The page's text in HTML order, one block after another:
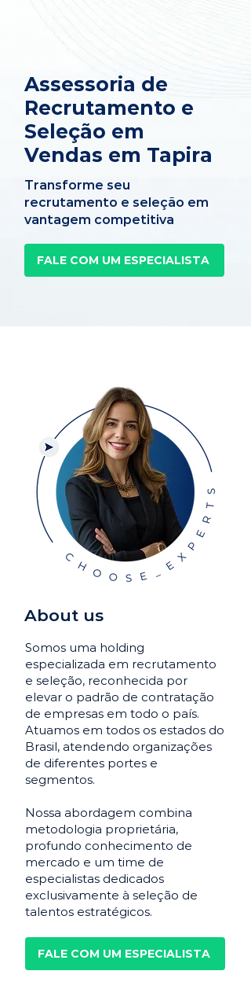
Assessoria de
Recrutamento e
Seleção em
Vendas em Tapira
Transforme seu
recrutamento e seleção em
vantagem competitiva
FALE COM UM ESPECIALISTA
About us
Somos uma holding
especializada em recrutamento
e seleção, reconhecida por
elevar o padrão de contratação
de empresas em todo o país.
Atuamos em todos os estados do
Brasil, atendendo organizações
de diferentes portes e
segmentos.
Nossa abordagem combina
metodologia proprietária,
profundo conhecimento de
mercado e um time de
especialistas dedicados
exclusivamente à seleção de
talentos estratégicos.
FALE COM UM ESPECIALISTA